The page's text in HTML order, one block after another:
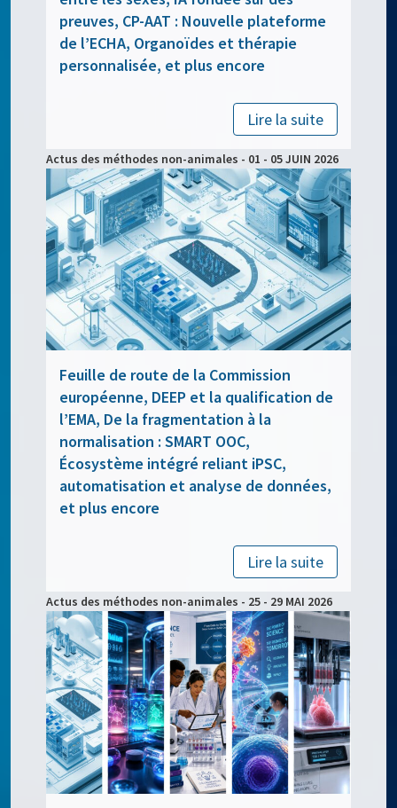
preuves, CP-AAT : Nouvelle plateforme
de l’ECHA, Organoïdes et thérapie
personnalisée, et plus encore
Lire la suite
Actus des méthodes non-animales - 01 - 05 JUIN 2026
Feuille de route de la Commission
européenne, DEEP et la qualification de
l’EMA, De la fragmentation à la
normalisation : SMART OOC,
Écosystème intégré reliant iPSC,
automatisation et analyse de données,
et plus encore
Lire la suite
Actus des méthodes non-animales - 25 - 29 MAI 2026